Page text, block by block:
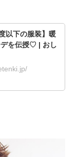
以下の服装】暖
を伝授♡ | おし